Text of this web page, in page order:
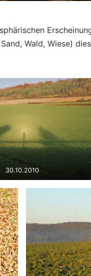
Wald, Wiese)
30.10.2010